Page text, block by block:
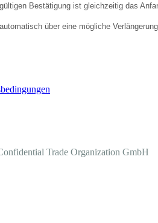
Bestätigung ist gleichzeitig das
über eine mögliche
Trade Organization GmbH